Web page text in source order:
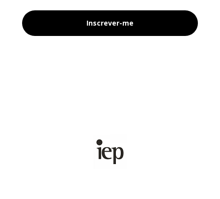
Inscrever-me